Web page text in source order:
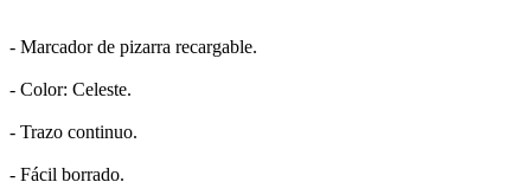
- Marcador de pizarra recargable.
- Color: Celeste.
- Trazo continuo.
- Fácil borrado.